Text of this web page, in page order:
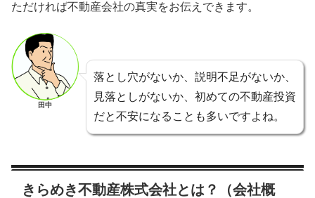
ただければ不動産会社の真実をお伝えできます。
田中
落とし穴がないか、説明不足がないか、
見落としがないか、初めての不動産投資
だと不安になることも多いですよね。
きらめき不動産株式会社とは？（会社概